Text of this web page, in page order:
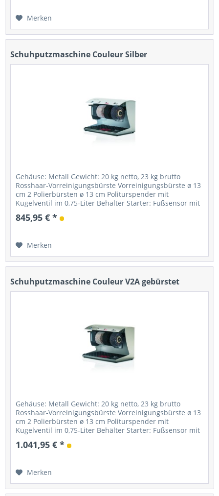
Merken
Schuhputzmaschine Couleur Silber
Gehäuse: Metall Gewicht: 20 kg netto, 23 kg brutto
Rosshaar-Vorreinigungsbürste Vorreinigungsbürste ø 13
cm 2 Polierbürsten ø 13 cm Politurspender mit
Kugelventil im 0,75-Liter Behälter Starter: Fußsensor mit
Timer Stromanschluss: 230...
845,95 € *
Merken
Schuhputzmaschine Couleur V2A gebürstet
Gehäuse: Metall Gewicht: 20 kg netto, 23 kg brutto
Rosshaar-Vorreinigungsbürste Vorreinigungsbürste ø 13
cm 2 Polierbürsten ø 13 cm Politurspender mit
Kugelventil im 0,75-Liter Behälter Starter: Fußsensor mit
1.041,95 € *
Merken